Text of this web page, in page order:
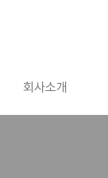
회사소개